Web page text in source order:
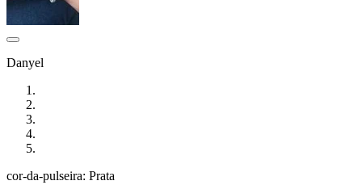
Danyel
cor-da-pulseira: Prata